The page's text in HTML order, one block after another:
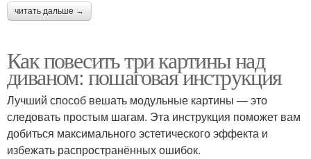
читать дальше →
Как повесить три картины над
диваном: пошаговая инструкция
Лучший способ вешать модульные картины — это
следовать простым шагам. Эта инструкция поможет вам
добиться максимального эстетического эффекта и
избежать распространённых ошибок.